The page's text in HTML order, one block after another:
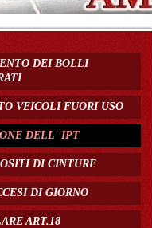
DEI BOLLI
VEICOLI FUORI USO
DELL' IPT
DI CINTURE
DI GIORNO
ART.18